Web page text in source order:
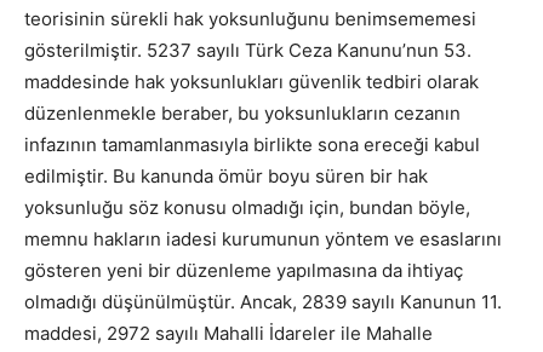
teorisinin sürekli hak yoksunluğunu benimsememesi
gösterilmiştir. 5237 sayılı Türk Ceza Kanunu’nun 53.
maddesinde hak yoksunlukları güvenlik tedbiri olarak
düzenlenmekle beraber, bu yoksunlukların cezanın
infazının tamamlanmasıyla birlikte sona ereceği kabul
edilmiştir. Bu kanunda ömür boyu süren bir hak
yoksunluğu söz konusu olmadığı için, bundan böyle,
memnu hakların iadesi kurumunun yöntem ve esaslarını
gösteren yeni bir düzenleme yapılmasına da ihtiyaç
olmadığı düşünülmüştür. Ancak, 2839 sayılı Kanunun 11.
maddesi, 2972 sayılı Mahalli İdareler ile Mahalle